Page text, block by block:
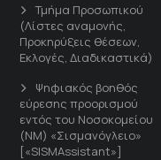
Τμήμα Προσωπικού
(Λίστες αναμονής,
Προκηρύξεις θέσεων,
Εκλογές, Διαδικαστικά)
Ψηφιακός βοηθός
εύρεσης προορισμού
εντός του Νοσοκομείου
(ΝΜ) «Σισμανόγλειο»
[«SISMAssistant»]